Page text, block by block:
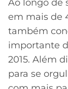
Ao longo de
em mais de
também
importante
2015. Além
para se